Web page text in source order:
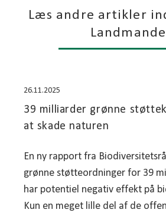
Læs andre artikler
26.11.2025
39 milliarder grønne
at skade naturen
En ny rapport fra
grønne støtteordninger for 39
har potentiel negativ effekt på
Kun en meget lille del af de